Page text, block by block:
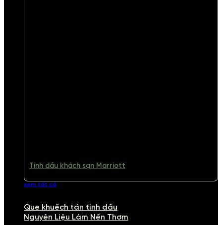
Tinh dầu khách sạn Marriott
xem tất cả
Que khuếch tán tinh dầu
Nguyên Liệu Làm Nến Thơm